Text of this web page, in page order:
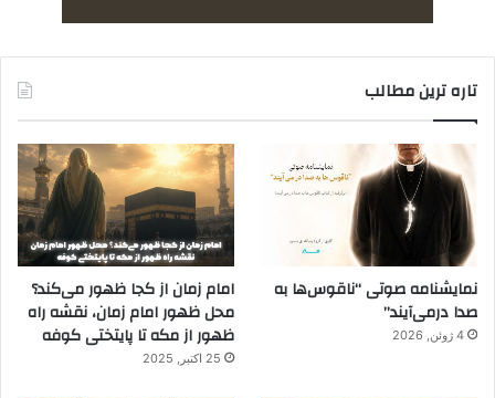
تاره ترین مطالب
نمایشنامه صوتی “ناقوس‌ها به
صدا در‌می‌آیند”
4 ژوئن, 2026
امام زمان از کجا ظهور می‌کند؟
محل ظهور امام زمان، نقشه راه
ظهور از مکه تا پایتختی کوفه
25 اکتبر, 2025